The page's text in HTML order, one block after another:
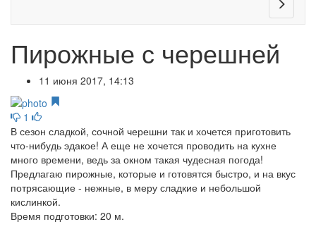
Пирожные с черешней
11 июня 2017, 14:13
1
В сезон сладкой, сочной черешни так и хочется приготовить
что-нибудь эдакое! А еще не хочется проводить на кухне
много времени, ведь за окном такая чудесная погода!
Предлагаю пирожные, которые и готовятся быстро, и на вкус
потрясающие - нежные, в меру сладкие и небольшой
кислинкой.
Время подготовки: 20 м.